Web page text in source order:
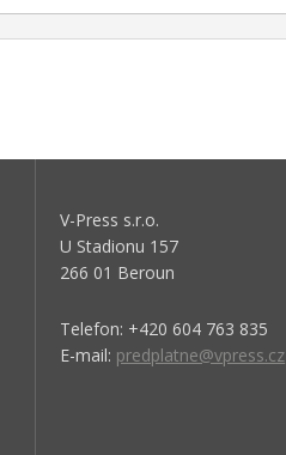
V-Press s.r.o.
U Stadionu 157
266 01 Beroun
Telefon: +420 604 763 835
E-mail: predplatne@vpress.cz